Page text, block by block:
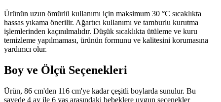
Ürünün uzun ömürlü kullanımı için maksimum 30 °C sıcaklıkta
hassas yıkama önerilir. Ağartıcı kullanımı ve tamburlu kurutma
işlemlerinden kaçınılmalıdır. Düşük sıcaklıkta ütüleme ve kuru
temizleme yapılmaması, ürünün formunu ve kalitesini korumasına
yardımcı olur.
Boy ve Ölçü Seçenekleri
Ürün, 86 cm'den 116 cm'ye kadar çeşitli boylarda sunulur. Bu
sayede 4 ay ile 6 yaş arasındaki bebeklere uygun seçenekler